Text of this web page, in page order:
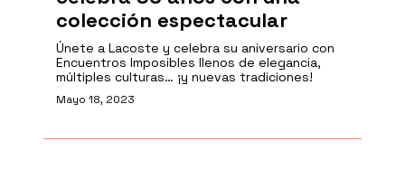
colección espectacular
Únete a Lacoste y celebra su aniversario con
Encuentros Imposibles llenos de elegancia,
múltiples culturas… ¡y nuevas tradiciones!
Mayo 18, 2023